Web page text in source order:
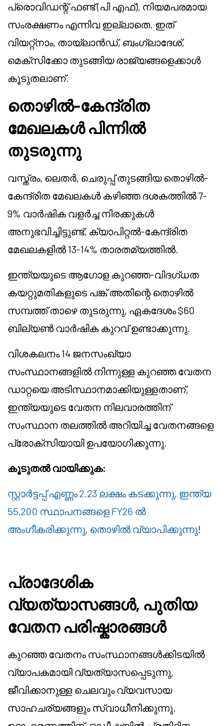
പ്രൊവിഡന്റ് ഫണ്ട് (പി എഫ്), നിയമപരമായ
സംരക്ഷണം എന്നിവ ഇല്ലാതെ. ഇത്
വിയറ്റ്നാം, തായ്‌ലാൻഡ്, ബംഗ്ലാദേശ്,
മെക്സിക്കോ തുടങ്ങിയ രാജ്യങ്ങളെക്കാൾ
കൂടുതലാണ്.
തൊഴിൽ-കേന്ദ്രിത
മേഖലകൾ പിന്നിൽ
തുടരുന്നു
വസ്ത്രം, ലെതർ, ചെരുപ്പ് തുടങ്ങിയ തൊഴിൽ-
കേന്ദ്രിത മേഖലകൾ കഴിഞ്ഞ ദശകത്തിൽ 7-
9% വാർഷിക വളർച്ച നിരക്കുകൾ
അനുഭവിച്ചിട്ടുണ്ട്, ക്യാപിറ്റൽ-കേന്ദ്രിത
മേഖലകളിൽ 13-14% താരതമ്യത്തിൽ.
ഇന്ത്യയുടെ ആഗോള കുറഞ്ഞ-വിദഗ്ധത
കയറ്റുമതികളുടെ പങ്ക് അതിന്റെ തൊഴിൽ
സമ്പത്ത് താഴെ തുടരുന്നു, ഏകദേശം $60
ബില്യൺ വാർഷിക കുറവ് ഉണ്ടാക്കുന്നു.
വിശകലനം 14 ജനസംഖ്യാ
സംസ്ഥാനങ്ങളിൽ നിന്നുള്ള കുറഞ്ഞ വേതന
ഡാറ്റയെ അടിസ്ഥാനമാക്കിയുള്ളതാണ്,
ഇന്ത്യയുടെ വേതന നിലവാരത്തിന്
സംസ്ഥാന തലത്തിൽ അറിയിച്ച വേതനങ്ങളെ
പ്രോക്സിയായി ഉപയോഗിക്കുന്നു.
കൂടുതൽ വായിക്കുക:
സ്റ്റാർട്ടപ്പ് എണ്ണം 2.23 ലക്ഷം കടക്കുന്നു, ഇന്ത്യ
55,200 സ്ഥാപനങ്ങളെ FY26 ൽ
അംഗീകരിക്കുന്നു, തൊഴിൽ വ്യാപിക്കുന്നു!
പ്രാദേശിക
വ്യത്യാസങ്ങൾ, പുതിയ
വേതന പരിഷ്കാരങ്ങൾ
കുറഞ്ഞ വേതനം സംസ്ഥാനങ്ങൾക്കിടയിൽ
വ്യാപകമായി വ്യത്യാസപ്പെടുന്നു,
ജീവിക്കാനുള്ള ചെലവും വ്യവസായ
സാഹചര്യങ്ങളും സ്വാധീനിക്കുന്നു.